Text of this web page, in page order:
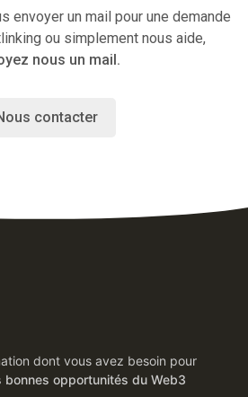
envoyer un mail pour une demande
ou simplement nous aide,
nous un mail.
contacter
dont vous avez besoin pour
bonnes opportunités du Web3